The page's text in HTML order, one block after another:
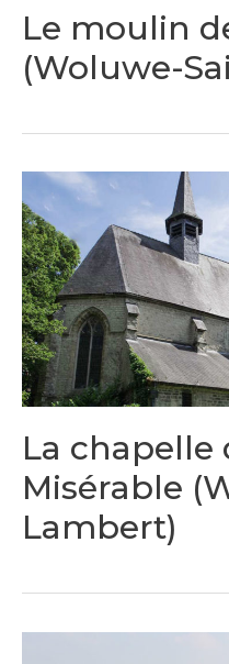
Le moulin
(Woluwe-
La chapelle
Misérable
Lambert)